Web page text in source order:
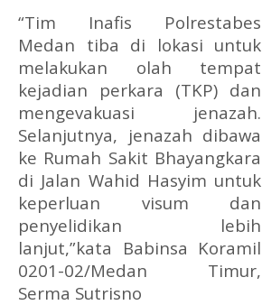
“Tim Inafis Polrestabes
Medan tiba di lokasi untuk
melakukan olah tempat
kejadian perkara (TKP) dan
mengevakuasi jenazah.
Selanjutnya, jenazah dibawa
ke Rumah Sakit Bhayangkara
di Jalan Wahid Hasyim untuk
keperluan visum dan
penyelidikan lebih
lanjut,”kata Babinsa Koramil
0201-02/Medan Timur,
Serma Sutrisno